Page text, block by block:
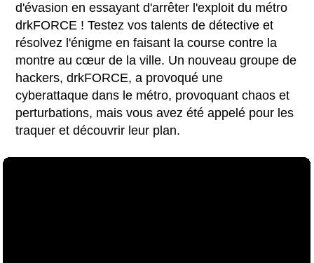
d'évasion en essayant d'arrêter l'exploit du métro
drkFORCE ! Testez vos talents de détective et
résolvez l'énigme en faisant la course contre la
montre au cœur de la ville. Un nouveau groupe de
hackers, drkFORCE, a provoqué une
cyberattaque dans le métro, provoquant chaos et
perturbations, mais vous avez été appelé pour les
traquer et découvrir leur plan.